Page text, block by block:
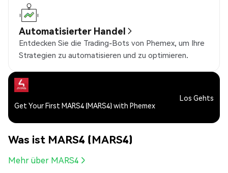
Automatisierter Handel
Entdecken Sie die Trading-Bots von Phemex, um Ihre
Strategien zu automatisieren und zu optimieren.
Get Your First MARS4 (MARS4) with Phemex
Los Gehts
Was ist MARS4 (MARS4)
Mehr über MARS4